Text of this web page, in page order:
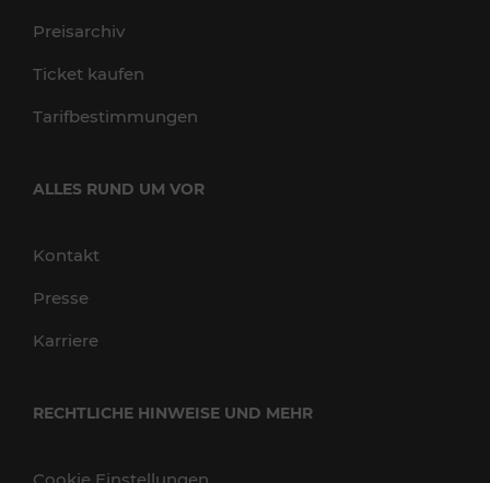
Preisarchiv
Ticket kaufen
Tarifbestimmungen
ALLES RUND UM VOR
Kontakt
Presse
Karriere
RECHTLICHE HINWEISE UND MEHR